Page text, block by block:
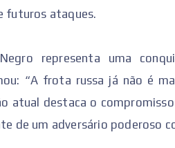
futuros ataques.
representa uma
“A frota russa já não é
atual destaca o
de um adversário poderoso